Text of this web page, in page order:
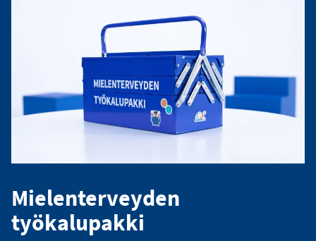
Mielenterveyden
työkalupakki